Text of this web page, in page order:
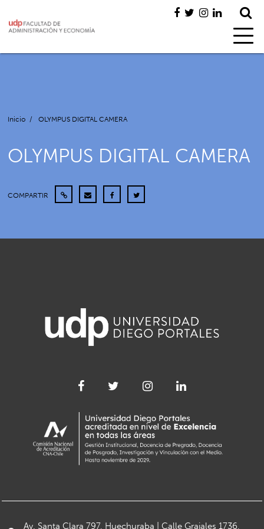
Inicio / OLYMPUS DIGITAL CAMERA
OLYMPUS DIGITAL CAMERA
COMPARTIR
Av. Santa Clara 797, Huechuraba | Calle Grajales 1736,